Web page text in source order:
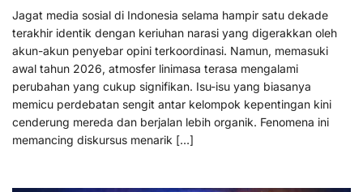
Jagat media sosial di Indonesia selama hampir satu dekade
terakhir identik dengan keriuhan narasi yang digerakkan oleh
akun-akun penyebar opini terkoordinasi. Namun, memasuki
awal tahun 2026, atmosfer linimasa terasa mengalami
perubahan yang cukup signifikan. Isu-isu yang biasanya
memicu perdebatan sengit antar kelompok kepentingan kini
cenderung mereda dan berjalan lebih organik. Fenomena ini
memancing diskursus menarik […]